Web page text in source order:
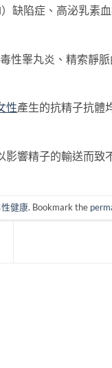
缺陷症、高泌乳素
睾丸炎、精索靜脈
性產生的抗精子抗體
響精子的輸送而致
性健康. Bookmark the